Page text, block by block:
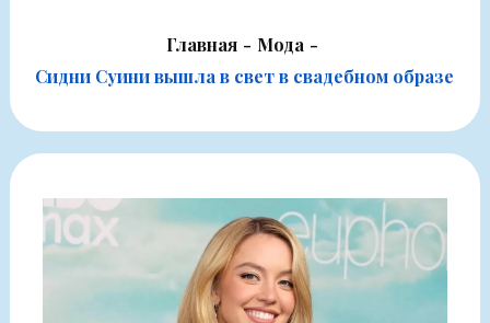
Главная
Мода
Сидни Суини вышла в свет в свадебном образе